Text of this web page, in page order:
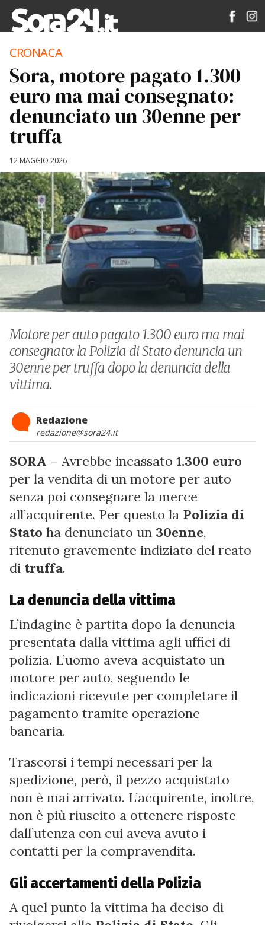
CRONACA
Sora, motore pagato 1.300
euro ma mai consegnato:
denunciato un 30enne per
truffa
12 MAGGIO 2026
Motore per auto pagato 1.300 euro ma mai
consegnato: la Polizia di Stato denuncia un
30enne per truffa dopo la denuncia della
vittima.
Redazione
redazione@sora24.it
SORA – Avrebbe incassato 1.300 euro
per la vendita di un motore per auto
senza poi consegnare la merce
all’acquirente. Per questo la Polizia di
Stato ha denunciato un 30enne,
ritenuto gravemente indiziato del reato
di truffa.
La denuncia della vittima
L’indagine è partita dopo la denuncia
presentata dalla vittima agli uffici di
polizia. L’uomo aveva acquistato un
motore per auto, seguendo le
indicazioni ricevute per completare il
pagamento tramite operazione
bancaria.
Trascorsi i tempi necessari per la
spedizione, però, il pezzo acquistato
non è mai arrivato. L’acquirente, inoltre,
non è più riuscito a ottenere risposte
dall’utenza con cui aveva avuto i
contatti per la compravendita.
Gli accertamenti della Polizia
A quel punto la vittima ha deciso di